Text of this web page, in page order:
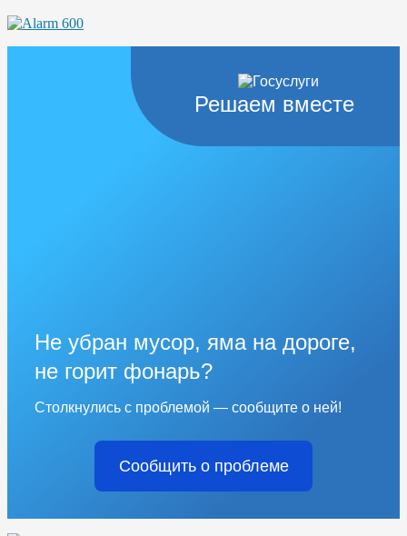
Решаем вместе
Не убран мусор, яма на дороге,
не горит фонарь?
Столкнулись с проблемой — сообщите о ней!
Сообщить о проблеме